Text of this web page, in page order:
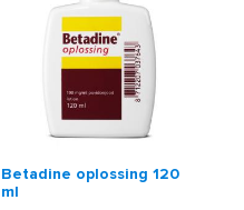
Betadine oplossing 120
ml